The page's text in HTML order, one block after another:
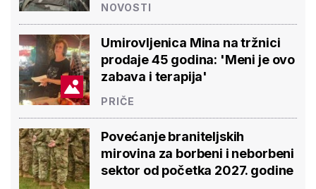
NOVOSTI
Umirovljenica Mina na tržnici
prodaje 45 godina: 'Meni je ovo
zabava i terapija'
PRIČE
Povećanje braniteljskih
mirovina za borbeni i neborbeni
sektor od početka 2027. godine